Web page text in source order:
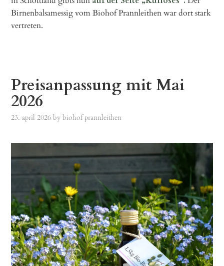
Birnenbalsamessig vom Biohof Prannleithen war dort stark
vertreten.
Preisanpassung mit Mai
2026
23. april 2026 bybiohof prannleithen